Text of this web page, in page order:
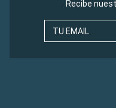
Recibe
TU EMAIL